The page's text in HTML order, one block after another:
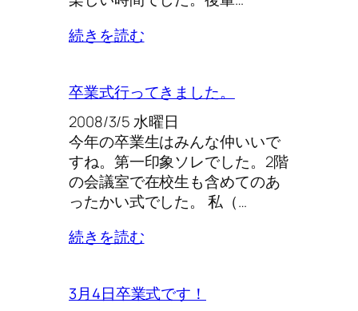
続きを読む
卒業式行ってきました。
2008/3/5 水曜日
今年の卒業生はみんな仲いいで
すね。第一印象ソレでした。2階
の会議室で在校生も含めてのあ
ったかい式でした。 私（…
続きを読む
3月4日卒業式です！